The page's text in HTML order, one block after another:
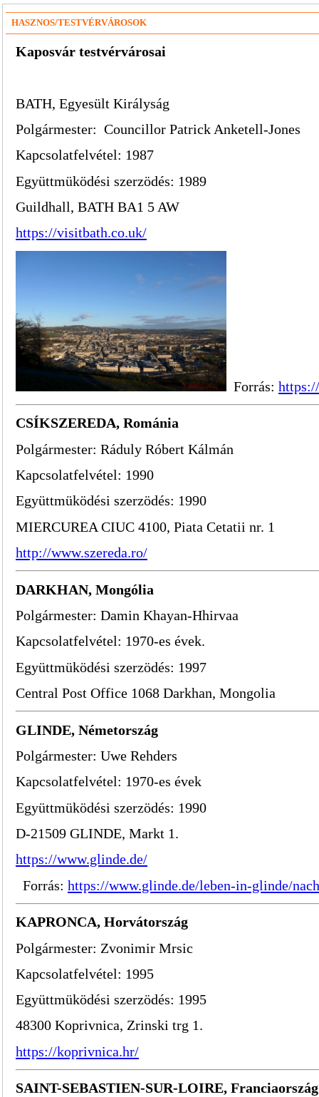
HASZNOS/TESTVÉRVÁROSOK
Kaposvár testvérvárosai
BATH, Egyesült Királyság
Polgármester: Councillor Patrick Anketell-Jones
Kapcsolatfelvétel: 1987
Együttmüködési szerzödés: 1989
Guildhall, BATH BA1 5 AW
https://visitbath.co.uk/
Forrás:
CSÍKSZEREDA, Románia
Polgármester: Ráduly Róbert Kálmán
Kapcsolatfelvétel: 1990
Együttmüködési szerzödés: 1990
MIERCUREA CIUC 4100, Piata Cetatii nr. 1
http://www.szereda.ro/
DARKHAN, Mongólia
Polgármester: Damin Khayan-Hhirvaa
Kapcsolatfelvétel: 1970-es évek.
Együttmüködési szerzödés: 1997
Central Post Office 1068 Darkhan, Mongolia
GLINDE, Németország
Polgármester: Uwe Rehders
Kapcsolatfelvétel: 1970-es évek
Együttmüködési szerzödés: 1990
D-21509 GLINDE, Markt 1.
https://www.glinde.de/
Forrás: https://www.glinde.de/leben-in-glinde/
KAPRONCA, Horvátország
Polgármester: Zvonimir Mrsic
Kapcsolatfelvétel: 1995
Együttmüködési szerzödés: 1995
48300 Koprivnica, Zrinski trg 1.
https://koprivnica.hr/
SAINT-SEBASTIEN-SUR-LOIRE, Franciaország